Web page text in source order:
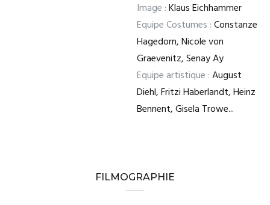
Image :Klaus Eichhammer
Equipe Costumes :Constanze
Hagedorn, Nicole von
Graevenitz, Senay Ay
Equipe artistique :August
Diehl, Fritzi Haberlandt, Heinz
Bennent, Gisela Trowe...
FILMOGRAPHIE